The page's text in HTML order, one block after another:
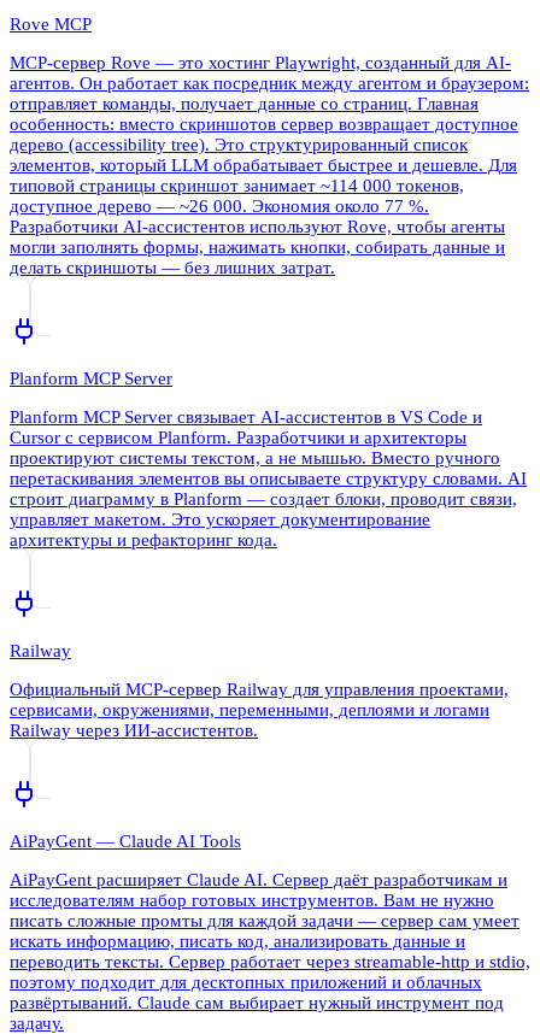
Rove MCP
MCP-сервер Rove — это хостинг Playwright, созданный для AI-
агентов. Он работает как посредник между агентом и браузером:
отправляет команды, получает данные со страниц. Главная
особенность: вместо скриншотов сервер возвращает доступное
дерево (accessibility tree). Это структурированный список
элементов, который LLM обрабатывает быстрее и дешевле. Для
типовой страницы скриншот занимает ~114 000 токенов,
доступное дерево — ~26 000. Экономия около 77 %.
Разработчики AI-ассистентов используют Rove, чтобы агенты
могли заполнять формы, нажимать кнопки, собирать данные и
делать скриншоты — без лишних затрат.
Planform MCP Server
Planform MCP Server связывает AI-ассистентов в VS Code и
Cursor с сервисом Planform. Разработчики и архитекторы
проектируют системы текстом, а не мышью. Вместо ручного
перетаскивания элементов вы описываете структуру словами. AI
строит диаграмму в Planform — создает блоки, проводит связи,
управляет макетом. Это ускоряет документирование
архитектуры и рефакторинг кода.
Railway
Официальный MCP-сервер Railway для управления проектами,
сервисами, окружениями, переменными, деплоями и логами
Railway через ИИ-ассистентов.
AiPayGent — Claude AI Tools
AiPayGent расширяет Claude AI. Сервер даёт разработчикам и
исследователям набор готовых инструментов. Вам не нужно
писать сложные промты для каждой задачи — сервер сам умеет
искать информацию, писать код, анализировать данные и
переводить тексты. Сервер работает через streamable-http и stdio,
поэтому подходит для десктопных приложений и облачных
развёртываний. Claude сам выбирает нужный инструмент под
задачу.